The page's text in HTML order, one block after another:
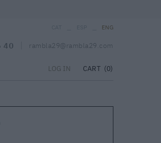
ENG
40 rambla29@rambla29.com
LOG IN CART (0)